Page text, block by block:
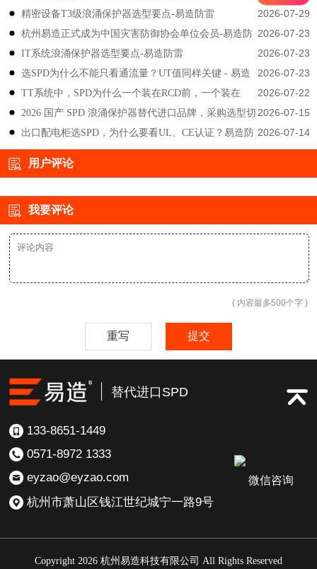
2026-07-29
精密设备T3级浪涌保护器选型要点-易造防雷
2026-07-23
杭州易造正式成为中国灾害防御协会单位会员-易造防
雷
2026-07-23
IT系统浪涌保护器选型要点-易造防雷
2026-07-23
选SPD为什么不能只看通流量？UT值同样关键 - 易造
防雷
2026-07-22
TT系统中，SPD为什么一个装在RCD前，一个装在
后？-易造防雷
2026-07-15
2026 国产 SPD 浪涌保护器替代进口品牌，采购选型切
勿只对比价格-易造防雷
2026-07-14
出口配电柜选SPD，为什么要看UL、CE认证？易造防
雷技术解答
用户评论
我要评论
( 内容最多500个字 )
重写 提交
替代进口SPD
133-8651-1449
0571-8972 1333
eyzao@eyzao.com
杭州市萧山区钱江世纪城宁一路9号
微信咨询
Copyright 2026 杭州易造科技有限公司 All Rights Reserved